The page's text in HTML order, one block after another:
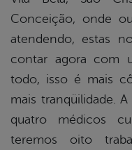
Conceição, onde
atendendo, estas
contar agora com
todo, isso é mais
mais tranqüilidade.
quatro médicos
teremos oito